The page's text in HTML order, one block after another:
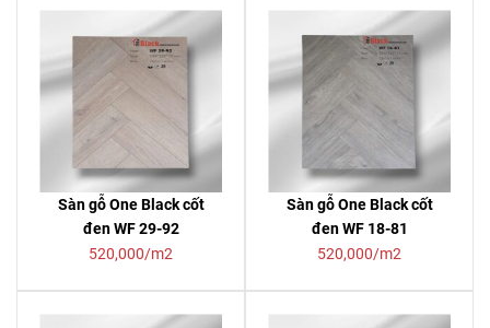
Sàn gỗ One Black cốt
đen WF 29-92
520,000/m2
Sàn gỗ One Black cốt
đen WF 18-81
520,000/m2